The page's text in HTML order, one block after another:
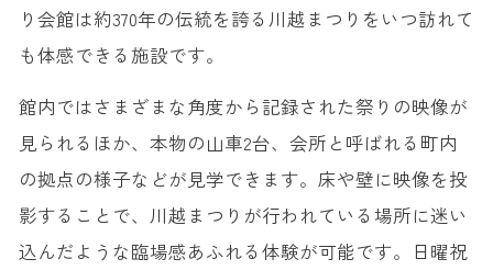
り会館は約370年の伝統を誇る川越まつりをいつ訪れて
も体感できる施設です。
館内ではさまざまな角度から記録された祭りの映像が
見られるほか、本物の山車2台、会所と呼ばれる町内
の拠点の様子などが見学できます。床や壁に映像を投
影することで、川越まつりが行われている場所に迷い
込んだような臨場感あふれる体験が可能です。日曜祝